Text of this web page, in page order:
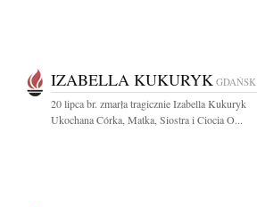
IZABELLA KUKURYK GDAŃSK
20 lipca br. zmarła tragicznie Izabella Kukuryk
Ukochana Córka, Matka, Siostra i Ciocia O...